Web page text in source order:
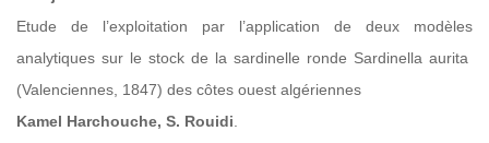
Etude de l’exploitation par l’application de deux modèles
analytiques sur le stock de la sardinelle ronde Sardinella aurita
(Valenciennes, 1847) des côtes ouest algériennes
Kamel Harchouche, S. Rouidi